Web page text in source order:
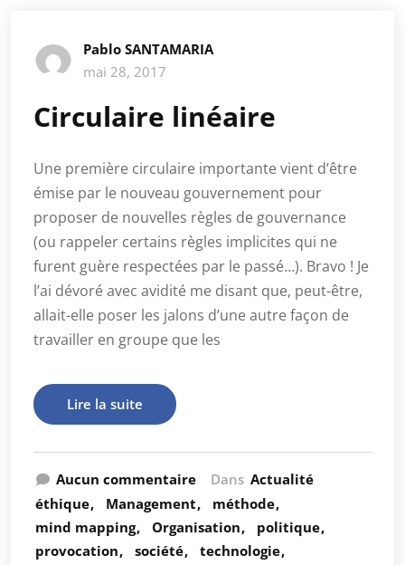
Pablo SANTAMARIA
mai 28, 2017
Circulaire linéaire
Une première circulaire importante vient d’être
émise par le nouveau gouvernement pour
proposer de nouvelles règles de gouvernance
(ou rappeler certains règles implicites qui ne
furent guère respectées par le passé…). Bravo ! Je
l’ai dévoré avec avidité me disant que, peut-être,
allait-elle poser les jalons d’une autre façon de
travailler en groupe que les
Lire la suite
Aucun commentaire Dans Actualité
éthique
Management
méthode
mind mapping
Organisation
politique
provocation
société
technologie